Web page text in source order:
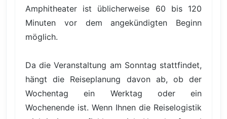
Amphitheater ist üblicherweise 60 bis 120
Minuten vor dem angekündigten Beginn
möglich.
Da die Veranstaltung am Sonntag stattfindet,
hängt die Reiseplanung davon ab, ob der
Wochentag ein Werktag oder ein
Wochenende ist. Wenn Ihnen die Reiselogistik